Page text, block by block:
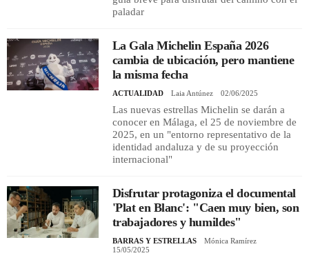
paladar
La Gala Michelin España 2026
cambia de ubicación, pero mantiene
la misma fecha
ACTUALIDAD Laia Antúnez 02/06/2025
Las nuevas estrellas Michelin se darán a
conocer en Málaga, el 25 de noviembre de
2025, en un "entorno representativo de la
identidad andaluza y de su proyección
internacional"
Disfrutar protagoniza el documental
'Plat en Blanc': "Caen muy bien, son
trabajadores y humildes"
BARRAS Y ESTRELLAS
Mónica Ramírez
15/05/2025